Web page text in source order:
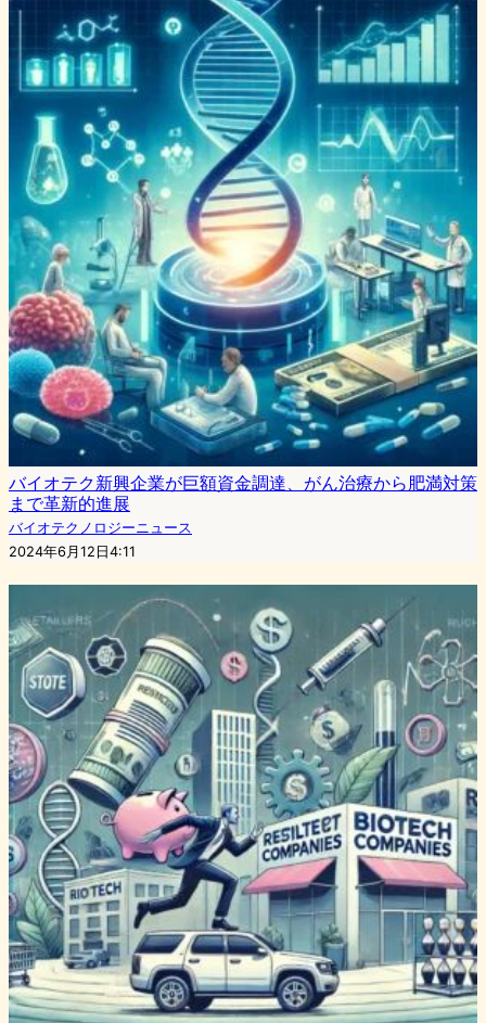
バイオテク新興企業が巨額資金調達、がん治療から肥満対策
まで革新的進展
バイオテクノロジーニュース
2024年6月12日4:11